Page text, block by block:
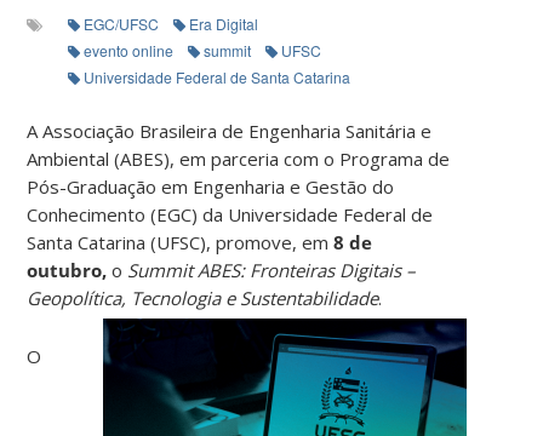
EGC/UFSC
Era Digital
evento online
summit
UFSC
Universidade Federal de Santa Catarina
A Associação Brasileira de Engenharia Sanitária e
Ambiental (ABES), em parceria com o Programa de
Pós-Graduação em Engenharia e Gestão do
Conhecimento (EGC) da Universidade Federal de
Santa Catarina (UFSC), promove, em8 de
outubro,o Summit ABES: Fronteiras Digitais –
Geopolítica, Tecnologia e Sustentabilidade.
O